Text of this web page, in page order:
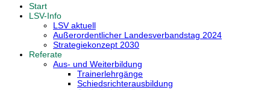
Start
LSV-Info
LSV aktuell
Außerordentlicher Landesverbandstag 2024
Strategiekonzept 2030
Referate
Aus- und Weiterbildung
Trainerlehrgänge
Schiedsrichterausbildung